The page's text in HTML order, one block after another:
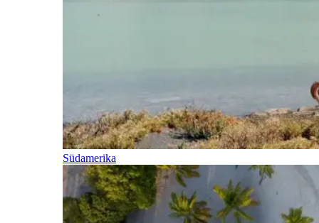
Südamerika